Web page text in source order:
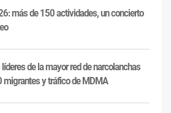
más de 150 actividades, un concierto
de la mayor red de narcolanchas
migrantes y tráfico de MDMA